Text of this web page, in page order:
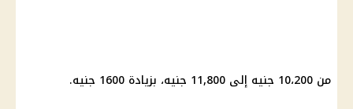
من 10،200 جنيه إلى 11,800 جنيه، بزيادة 1600 جنيه.